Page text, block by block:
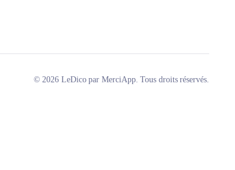
© 2026 LeDico par MerciApp. Tous droits réservés.